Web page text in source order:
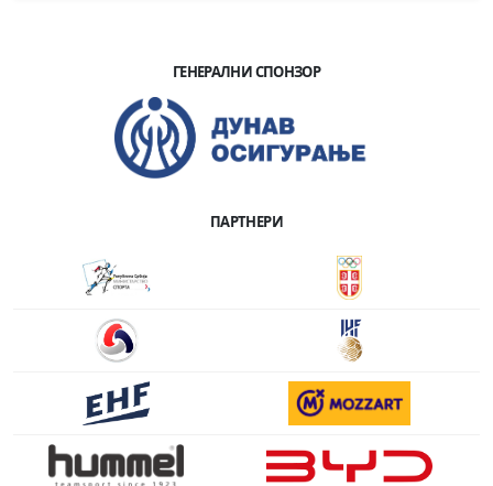
ГЕНЕРАЛНИ СПОНЗОР
ПАРТНЕРИ